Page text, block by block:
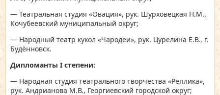
— Театральная студия «Овация», рук. Шурховецкая Н.М.,
Кочубеевский муниципальный округ;
— Народный театр кукол «Чародеи», рук. Цурелина Е.В., г.
Будённовск.
Дипломанты I степени:
— Народная студия театрального творчества «Реплика»,
рук. Андрианова М.В., Георгиевский городской округ;